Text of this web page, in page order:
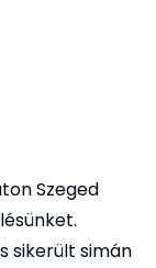
Szeged
sikerült simán